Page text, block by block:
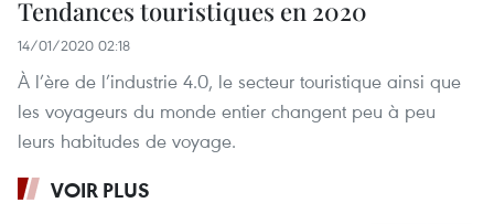
Tendances touristiques en 2020
14/01/2020 02:18
À l’ère de l’industrie 4.0, le secteur touristique ainsi que
les voyageurs du monde entier changent peu à peu
leurs habitudes de voyage.
VOIR PLUS